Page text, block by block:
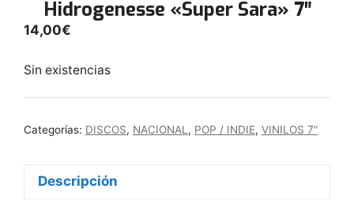
Hidrogenesse «Super Sara» 7″
14,00€
Sin existencias
Categorías: DISCOS, NACIONAL , POP / INDIE, VINILOS 7"
Descripción